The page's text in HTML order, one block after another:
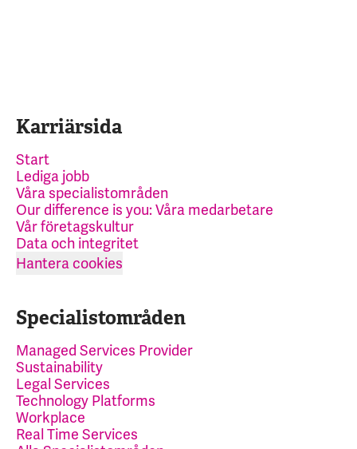
Karriärsida
Start
Lediga jobb
Våra specialistområden
Our difference is you: Våra medarbetare
Vår företagskultur
Data och integritet
Hantera cookies
Specialistområden
Managed Services Provider
Sustainability
Legal Services
Technology Platforms
Workplace
Real Time Services